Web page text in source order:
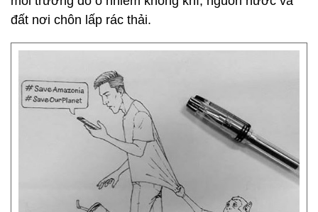
đất nơi chôn lấp rác thải.